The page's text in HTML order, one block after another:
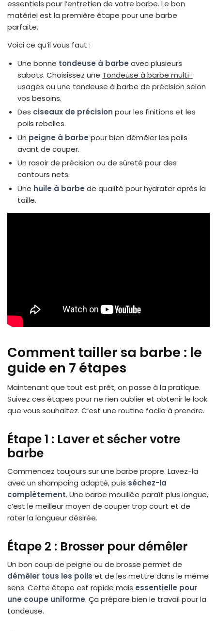
essentiels pour l’entretien de votre barbe. Le bon
matériel est la première étape pour une barbe
parfaite.
Voici ce qu’il vous faut :
Une bonne tondeuse à barbe avec plusieurs
sabots. Choisissez une Tondeuse à barbe multi-
usages ou une tondeuse à barbe de précision selon
vos besoins.
Des ciseaux de précision pour les finitions et les
poils rebelles.
Un peigne à barbe pour bien démêler les poils
avant de couper.
Un rasoir de précision ou de sûreté pour des
contours nets.
Une huile à barbe de qualité pour hydrater après la
taille.
Comment tailler sa barbe : le
guide en 7 étapes
Maintenant que tout est prêt, on passe à la pratique.
Suivez ces étapes pour ne rien oublier et obtenir le look
que vous souhaitez. C’est une routine facile à prendre.
Étape 1 : Laver et sécher votre
barbe
Commencez toujours sur une barbe propre. Lavez-la
avec un shampoing adapté, puis séchez-la
complètement. Une barbe mouillée paraît plus longue,
c’est le meilleur moyen de couper trop court et de
rater la longueur désirée.
Étape 2 : Brosser pour démêler
Un bon coup de peigne ou de brosse permet de
démêler tous les poils et de les mettre dans le même
sens. Cette étape est rapide mais essentielle pour
une coupe uniforme. Ça prépare bien le travail pour la
tondeuse.